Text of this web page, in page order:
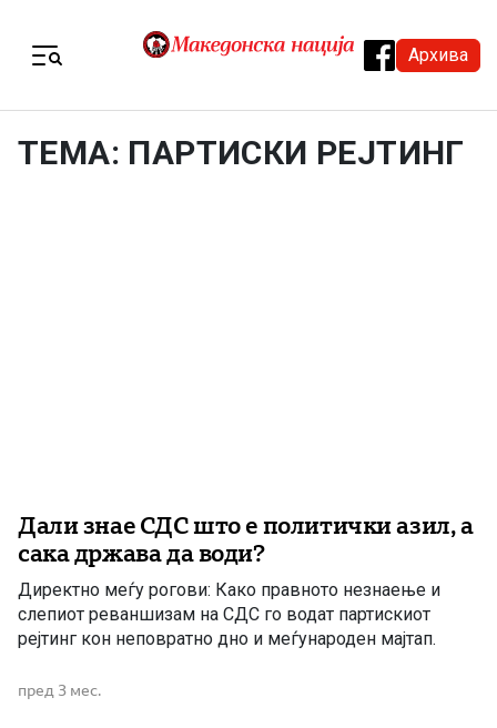
Архива
ТЕМА: ПАРТИСКИ РЕЈТИНГ
Дали знае СДС што е политички азил, а
сака држава да води?
Директно меѓу рогови: Како правното незнаење и
слепиот реваншизам на СДС го водат партискиот
рејтинг кон неповратно дно и меѓународен мајтап.
пред 3 мес.